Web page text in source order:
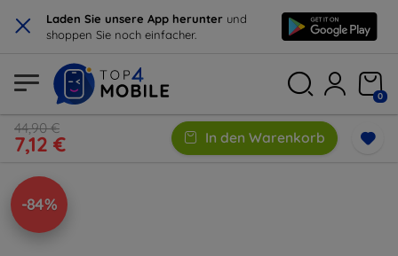
× Laden Sie unsere App herunter und
shoppen Sie noch einfacher.
0
44,90 €
7,12 € In den Warenkorb
-84%